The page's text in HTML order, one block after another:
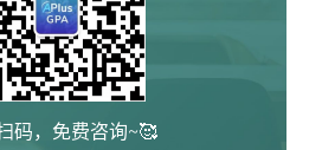
码，免费咨询~🥰